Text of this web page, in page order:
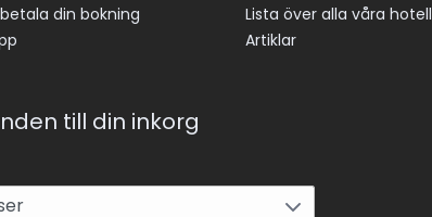
din bokning
Lista över alla våra hotell
Artiklar
till din inkorg